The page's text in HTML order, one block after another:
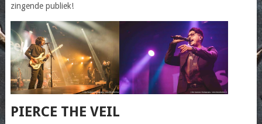
zingende publiek!
PIERCE THE VEIL